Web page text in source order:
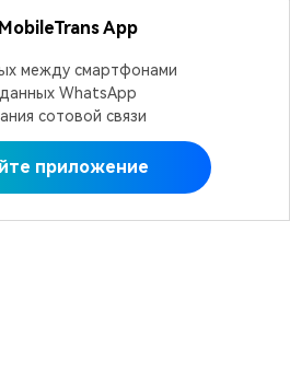
в MobileTrans
MobileTrans App
между смартфонами
WhatsApp
сотовой связи
приложение